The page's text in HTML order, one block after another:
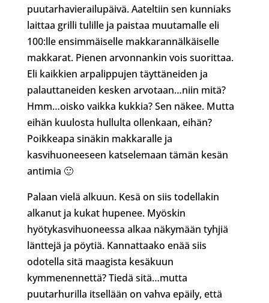
puutarhavierailupäivä. Aateltiin sen kunniaks
laittaa grilli tulille ja paistaa muutamalle eli
100:lle ensimmäiselle makkarannälkäiselle
makkarat. Pienen arvonnankin vois suorittaa.
Eli kaikkien arpalippujen täyttäneiden ja
palauttaneiden kesken arvotaan…niin mitä?
Hmm…oisko vaikka kukkia? Sen näkee. Mutta
eihän kuulosta hullulta ollenkaan, eihän?
Poikkeapa sinäkin makkaralle ja
kasvihuoneeseen katselemaan tämän kesän
antimia 🙂
Palaan vielä alkuun. Kesä on siis todellakin
alkanut ja kukat hupenee. Myöskin
hyötykasvihuoneessa alkaa näkymään tyhjiä
länttejä ja pöytiä. Kannattaako enää siis
odotella sitä maagista kesäkuun
kymmenennettä? Tiedä sitä…mutta
puutarhurilla itsellään on vahva epäily, että